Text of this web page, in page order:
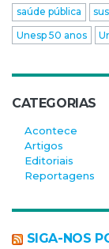
saúde pública
Unesp 50 anos
CATEGORIAS
Acontece
Artigos
Editoriais
Reportagens
SIGA-NOS